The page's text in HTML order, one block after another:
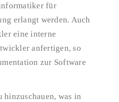
für
erlangt werden. Auch
eine interne
anfertigen, so
zur Software
hinzuschauen, was in